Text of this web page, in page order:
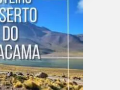
AO CARRINHO